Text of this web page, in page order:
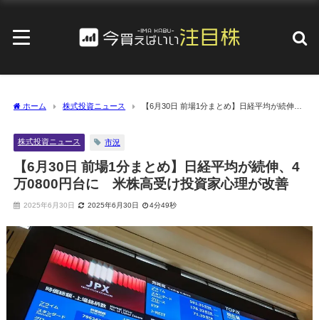
ホーム 株式投資ニュース
【6月30日 前場1分まとめ】日経平均が続伸、
株式投資ニュース 市況
【6月30日 前場1分まとめ】日経平均が続伸、4
万0800円台に 米株高受け投資家心理が改善
2025年6月30日 2025年6月30日 4分49秒